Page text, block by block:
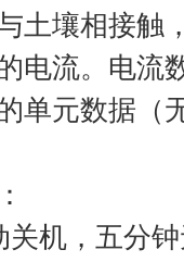
土壤相接触
电流。电流
单元数据（
关机，五分